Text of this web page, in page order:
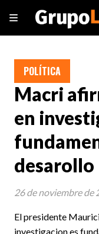
Macri
en
desarollo
El presidente
investigacion es
POLÍTICA
26 de noviembre de